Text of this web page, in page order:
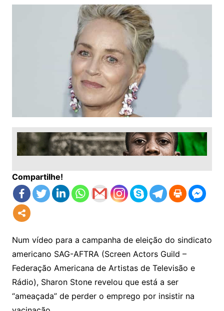
Compartilhe!
Num vídeo para a campanha de eleição do sindicato
americano SAG-AFTRA (Screen Actors Guild –
Federação Americana de Artistas de Televisão e
Rádio), Sharon Stone revelou que está a ser
“ameaçada” de perder o emprego por insistir na